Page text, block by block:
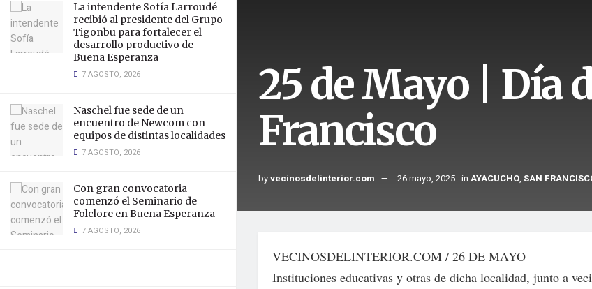
La intendente Sofía Larroudé
recibió al presidente del Grupo
Tigonbu para fortalecer el
desarrollo productivo de
Buena Esperanza
7 AGOSTO, 2026
Naschel fue sede de un
encuentro de Newcom con
equipos de distintas localidades
7 AGOSTO, 2026
Con gran convocatoria
comenzó el Seminario de
Folclore en Buena Esperanza
7 AGOSTO, 2026
25 de Mayo | Día
Francisco
byvecinosdelinterior.com 26 mayo, 2025 in AYACUCHO, SAN
VECINOSDELINTERIOR.COM / 26 DE MAYO
Instituciones educativas y otras de dicha localidad, junto a